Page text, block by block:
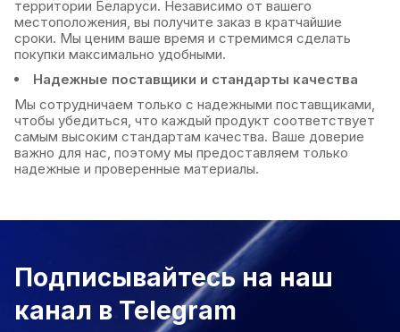
территории Беларуси. Независимо от вашего
местоположения, вы получите заказ в кратчайшие
сроки. Мы ценим ваше время и стремимся сделать
покупки максимально удобными.
Надежные поставщики и стандарты качества
Мы сотрудничаем только с надежными поставщиками,
чтобы убедиться, что каждый продукт соответствует
самым высоким стандартам качества. Ваше доверие
важно для нас, поэтому мы предоставляем только
надежные и проверенные материалы.
Подписывайтесь на наш
канал в Telegram